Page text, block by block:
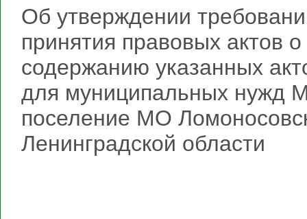
Об утверждении
принятия правовых актов
содержанию указанных
для муниципальных нужд
поселение МО
Ленинградской области